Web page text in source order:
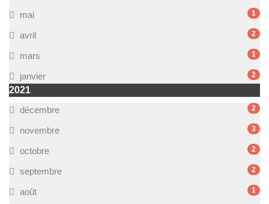
mai 1
avril 2
mars 1
janvier 2
2021
décembre
2
novembre 3
octobre 2
septembre 2
août 1